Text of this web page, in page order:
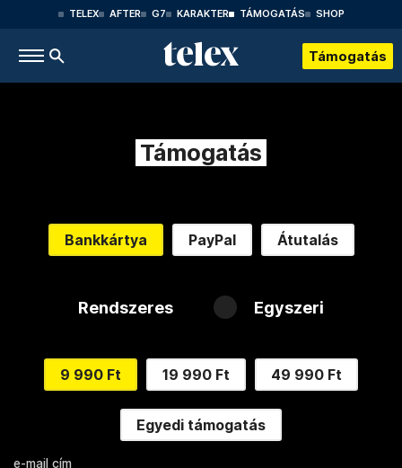
TELEX AFTER G7 KARAKTER TÁMOGATÁS SHOP
Támogatás
Támogatás
Bankkártya PayPal Átutalás
Rendszeres Egyszeri
9 990 Ft 19 990 Ft 49 990 Ft
Egyedi támogatás
e-mail cím